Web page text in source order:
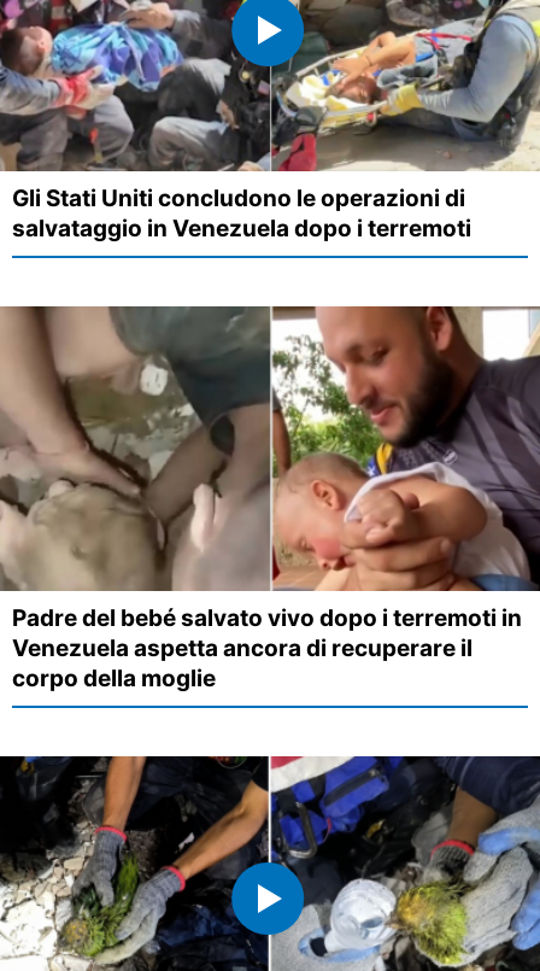
Gli Stati Uniti concludono le operazioni di
salvataggio in Venezuela dopo i terremoti
Padre del bebé salvato vivo dopo i terremoti in
Venezuela aspetta ancora di recuperare il
corpo della moglie